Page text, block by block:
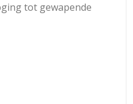
tot gewapende